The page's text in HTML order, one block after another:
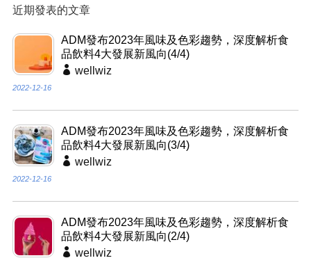
近期發表的文章
ADM發布2023年風味及色彩趨勢，深度解析食
品飲料4大發展新風向(4/4)
wellwiz
2022-12-16
ADM發布2023年風味及色彩趨勢，深度解析食
品飲料4大發展新風向(3/4)
wellwiz
2022-12-16
ADM發布2023年風味及色彩趨勢，深度解析食
品飲料4大發展新風向(2/4)
wellwiz